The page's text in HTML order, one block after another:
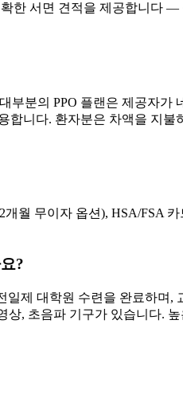
한 서면 견적을 제공합니다 —
부분의 PPO 플랜은 제공자
합니다. 환자분은 차액을 지
개월 무이자 옵션), HSA/FSA
?
일제 대학원 수련을 완료하
상, 초음파 기구가 있습니다.